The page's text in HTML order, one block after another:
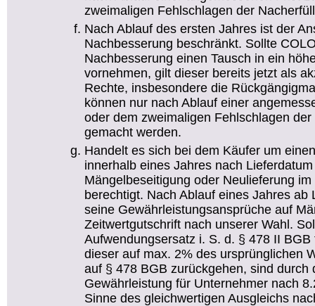
zweimaligen Fehlschlagen der
Nach Ablauf des ersten Jahres ist der
Nachbesserung beschränkt. Sollte
Nachbesserung einen Tausch in ein
vornehmen, gilt dieser bereits jetzt als
Rechte, insbesondere die
können nur nach Ablauf einer
oder dem zweimaligen Fehlschlagen
gemacht werden.
Handelt es sich bei dem Käufer um
innerhalb eines Jahres nach
Mängelbeseitigung oder Neulieferung
berechtigt. Nach Ablauf eines Jahres
seine Gewährleistungsansprüche auf
Zeitwertgutschrift nach unserer Wahl.
Aufwendungsersatz i. S. d. § 478 II
dieser auf max. 2% des ursprünglichen
auf § 478 BGB zurückgehen, sind durch
Gewährleistung für Unternehmer nach
Sinne des gleichwertigen Ausgleichs